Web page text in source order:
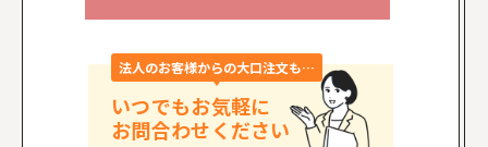
法人のお客様からの大口注文も…
いつでもお気軽に
お問合わせください